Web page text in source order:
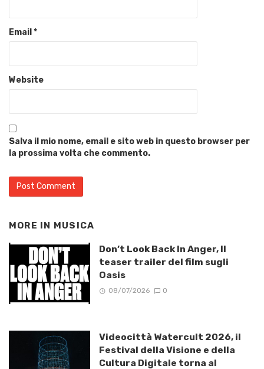
Email*
Website
Salva il mio nome, email e sito web in questo browser per
la prossima volta che commento.
MORE IN MUSICA
Don’t Look Back In Anger, Il
teaser trailer del film sugli
Oasis
08/07/2026 0
Videocittà Watercult 2026, il
Festival della Visione e della
Cultura Digitale torna al